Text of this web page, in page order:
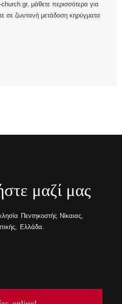
μάθετε περισσότερα για
σε ζωντανή μετάδοση κηρύγματα
μαζί μας
Πεντηκοστής Νίκαιας,
Ελλάδα.